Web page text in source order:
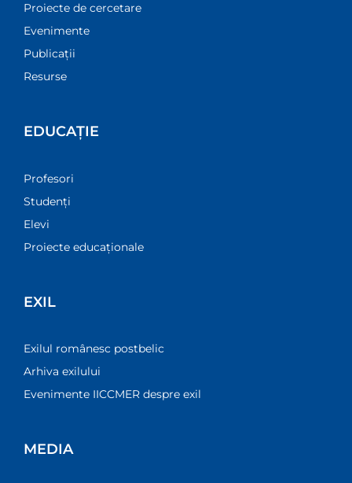
Proiecte de cercetare
Evenimente
Publicații
Resurse
EDUCAȚIE
Profesori
Studenți
Elevi
Proiecte educaționale
EXIL
Exilul românesc postbelic
Arhiva exilului
Evenimente IICCMER despre exil
MEDIA